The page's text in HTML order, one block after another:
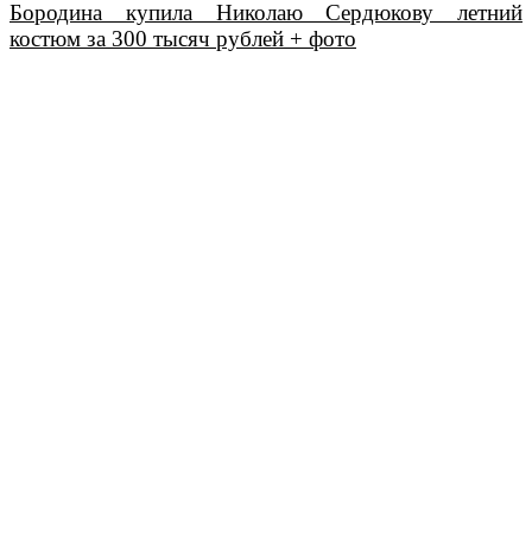
Бородина купила Николаю Сердюкову летний
костюм за 300 тысяч рублей + фото